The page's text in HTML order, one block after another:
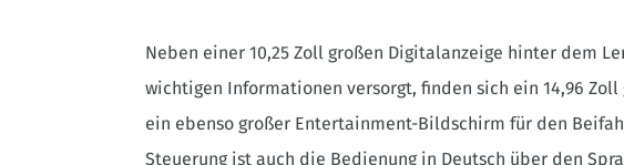
Neben einer 10,25 Zoll großen Digitalanzeige hinter dem
wichtigen Informationen versorgt, finden sich ein 14,96 Zoll
ein ebenso großer Entertainment-Bildschirm für den
Steuerung ist auch die Bedienung in Deutsch über den